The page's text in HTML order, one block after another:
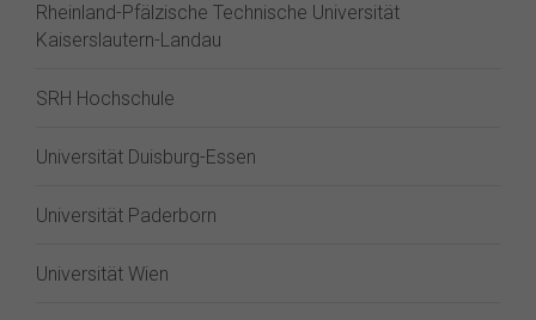
Rheinland-Pfälzische Technische Universität
Kaiserslautern-Landau
SRH Hochschule
Universität Duisburg-Essen
Universität Paderborn
Universität Wien